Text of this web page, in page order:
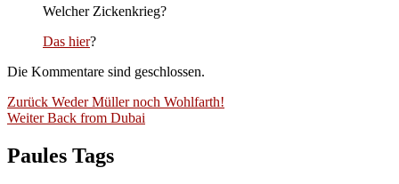
Welcher Zickenkrieg?
Das hier?
Die Kommentare sind geschlossen.
Beitragsnavigation
Zurück Vorheriger
Beitrag:
Weder Müller noch Wohlfarth!
Weiter Nächster
Back from Dubai
Paules Tags